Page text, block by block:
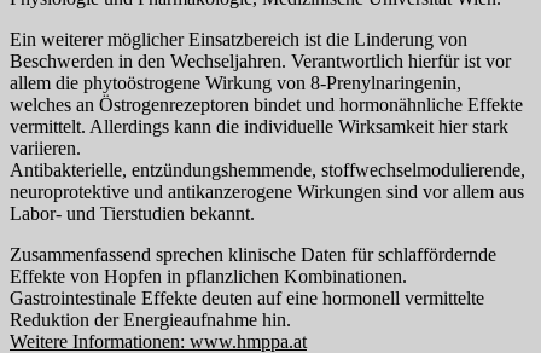
Ein weiterer möglicher Einsatzbereich ist die Linderung von
Beschwerden in den Wechseljahren. Verantwortlich hierfür ist vor
allem die phytoöstrogene Wirkung von 8-Prenylnaringenin,
welches an Östrogenrezeptoren bindet und hormonähnliche Effekte
vermittelt. Allerdings kann die individuelle Wirksamkeit hier stark
variieren.
Antibakterielle, entzündungshemmende, stoffwechselmodulierende,
neuroprotektive und antikanzerogene Wirkungen sind vor allem aus
Labor- und Tierstudien bekannt.
Zusammenfassend sprechen klinische Daten für schlaffördernde
Effekte von Hopfen in pflanzlichen Kombinationen.
Gastrointestinale Effekte deuten auf eine hormonell vermittelte
Reduktion der Energieaufnahme hin.
Weitere Informationen: www.hmppa.at